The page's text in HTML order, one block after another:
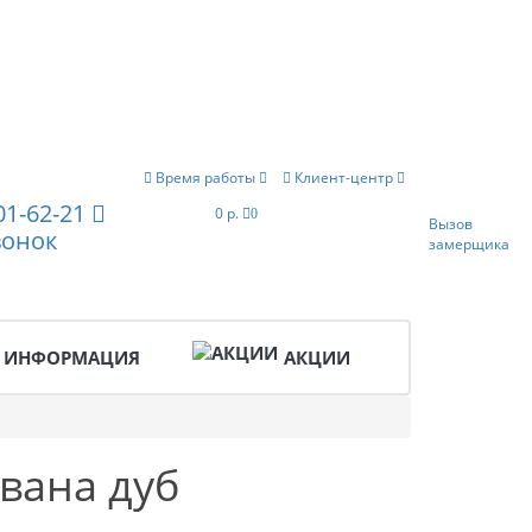
Время работы Клиент-центр
62-21
0 р. 0
Вызов
замерщика
ИНФОРМАЦИЯ АКЦИИ
дуб